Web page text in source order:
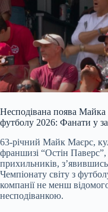
Несподівана поява Майка
футболу 2026: Фанати у
63-річний Майк Маєрс,
франшизі “Остін
прихильників,
Чемпіонату світу з
компанії не менш
несподіванкою.